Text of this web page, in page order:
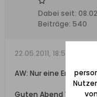
Dabei seit:
Beiträge: 540
22.05.2011, 18:59
AW: Nur eine
Guten Abend Vera